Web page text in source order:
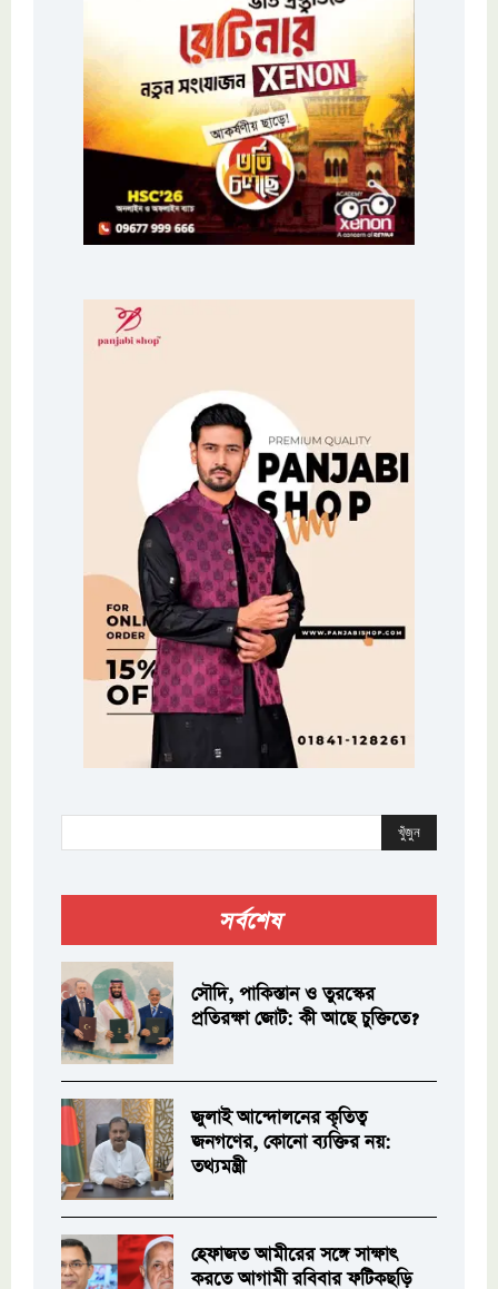
খুঁজুন
সর্বশেষ
সৌদি, পাকিস্তান ও তুরস্কের
প্রতিরক্ষা জোট: কী আছে চুক্তিতে?
জুলাই আন্দোলনের কৃতিত্ব
জনগণের, কোনো ব্যক্তির নয়:
তথ্যমন্ত্রী
হেফাজত আমীরের সঙ্গে সাক্ষাৎ
করতে আগামী রবিবার ফটিকছড়ি